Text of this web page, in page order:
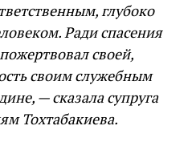
глубоко
Ради спасения
своей,
своим служебным
— сказала супруга
Тохтабакиева.